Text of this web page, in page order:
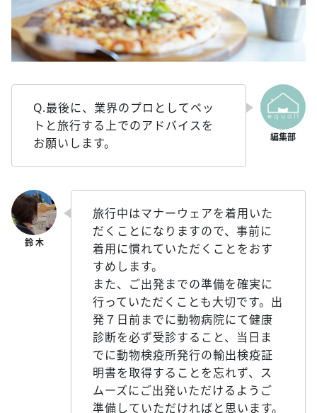
Q.最後に、業界のプロとしてペッ
トと旅行する上でのアドバイスを
お願いします。
旅行中はマナーウェアを着用いた
だくことになりますので、事前に
着用に慣れていただくことをおす
すめします。
また、ご出発までの準備を確実に
行っていただくことも大切です。出
発７日前までに動物病院にて健康
診断を必ず受診すること、当日ま
でに動物検疫所発行の輸出検疫証
明書を取得することを忘れず、ス
ムーズにご出発いただけるようご
準備していただければと思います。